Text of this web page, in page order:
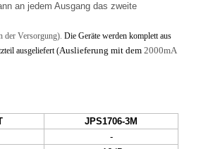
an jedem Ausgang das zweite
der Versorgung). Die Geräte werden komplett aus
ausgeliefert (Auslieferung mit dem 2000mA
JPS1706-3M
-